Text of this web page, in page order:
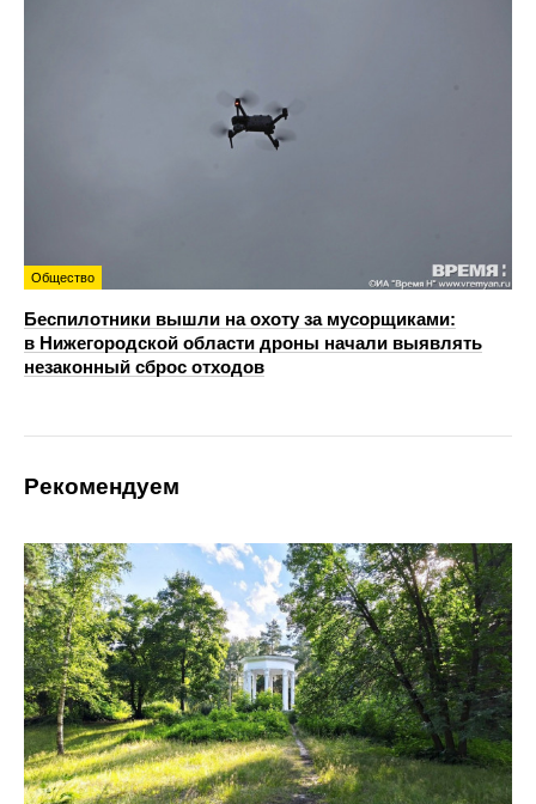
Общество
Беспилотники вышли на охоту за мусорщиками:
в Нижегородской области дроны начали выявлять
незаконный сброс отходов
Рекомендуем